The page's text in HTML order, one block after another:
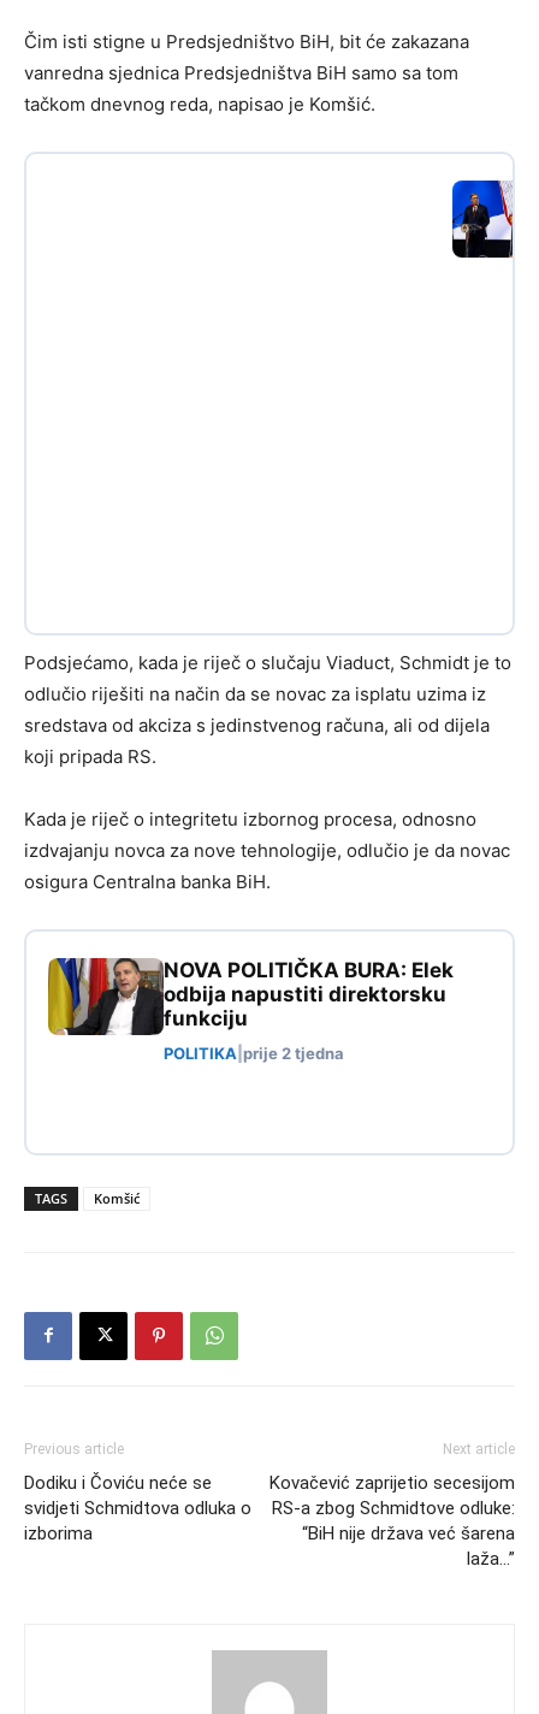
Čim isti stigne u Predsjedništvo BiH, bit će zakazana
vanredna sjednica Predsjedništva BiH samo sa tom
tačkom dnevnog reda, napisao je Komšić.
Podsjećamo, kada je riječ o slučaju Viaduct, Schmidt je to
odlučio riješiti na način da se novac za isplatu uzima iz
sredstava od akciza s jedinstvenog računa, ali od dijela
koji pripada RS.
Kada je riječ o integritetu izbornog procesa, odnosno
izdvajanju novca za nove tehnologije, odlučio je da novac
osigura Centralna banka BiH.
NOVA POLITIČKA BURA: Elek
odbija napustiti direktorsku
funkciju
POLITIKA prije 2 tjedna
TAGS Komšić
Previous article
Dodiku i Čoviću neće se
svidjeti Schmidtova odluka o
izborima
Next article
Kovačević zaprijetio secesijom
RS-a zbog Schmidtove odluke:
“BiH nije država već šarena
laža…”